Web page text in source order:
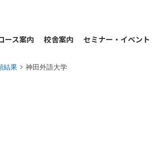
ース案内 校舎案内 セミナー・イベント
結果 神田外語大学